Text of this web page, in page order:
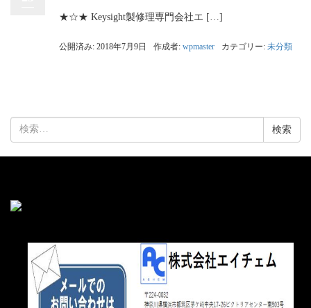
★☆★ Keysight製修理専門会社エ […]
公開済み: 2018年7月9日 作成者: wpmaster カテゴリー: 未分類
索: